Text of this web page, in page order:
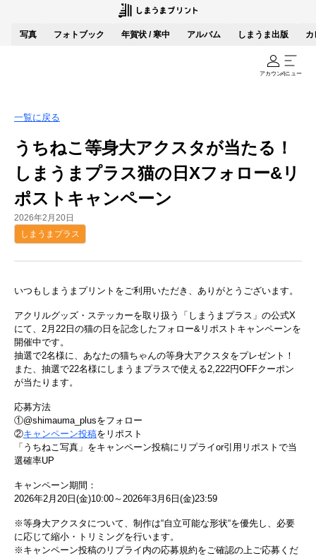
写真 フォトブック 年賀状 / 寒中 アルバム しまうま出版 カ
アカウントメニュー
一覧に戻る
うちねこ等身大アクスタが当たる！
しまうまプラス猫の日Xフォロー&リ
ポストキャンペーン
2026年2月20日
しまうまプラス
いつもしまうまプリントをご利用いただき、ありがとうございます。
アクリルグッズ・ステッカーを取り扱う「しまうまプラス」の公式X
にて、2月22日の猫の日を記念したフォロー&リポストキャンペーンを
開催中です。
抽選で2名様に、あなたの猫ちゃんの等身大アクスタをプレゼント！
また、抽選で22名様にしまうまプラスで使える2,222円OFFクーポン
が当たります。
応募方法
①@shimauma_plusをフォロー
②キャンペーン投稿をリポスト
「うちねこ写真」をキャンペーン投稿にリプライor引用リポストで当
選確率UP
キャンペーン期間：
2026年2月20日(金)10:00～2026年3月6日(金)23:59
※等身大アクスタについて、制作は“自立可能な形状“を優先し、必要
に応じて縮小・トリミングを行います。
※キャンペーン投稿のリプライ内の応募規約をご確認の上ご応募くだ